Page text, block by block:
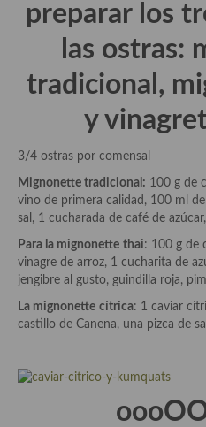
Masas elaboradas con harina,
Postres y dulces
Postres con frutas
Quesos, recetas
Salazones y encurtidos
Recetas de Cuaresma
Recetas maridadas con los
preparar los
las ostras:
tradicional,
y
3/4 ostras por comensal
Mignonette tradicional: 100 g de
vino de primera calidad, 100 ml
sal, 1 cucharada de café de
Para la mignonette thai: 100 g de
vinagre de arroz, 1 cucharita de
jengibre al gusto, guindilla roja,
La mignonette cítrica: 1 caviar
castillo de Canena, una pizca de